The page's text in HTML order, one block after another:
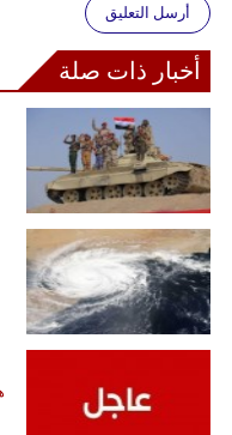
أرسل التعليق
أخبار ذات صلة